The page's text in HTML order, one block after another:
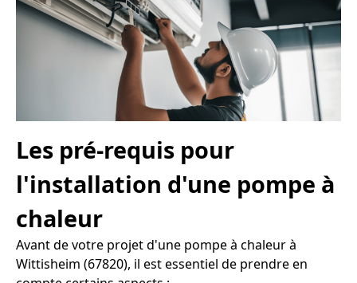
Les pré-requis pour
l'installation d'une pompe à
chaleur
Avant de votre projet d'une pompe à chaleur à
Wittisheim (67820), il est essentiel de prendre en